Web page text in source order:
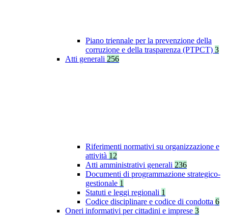
Piano triennale per la prevenzione della
corruzione e della trasparenza (PTPCT) 3
Atti generali 256
Riferimenti normativi su organizzazione e
attività 12
Atti amministrativi generali 236
Documenti di programmazione strategico-
gestionale 1
Statuti e leggi regionali 1
Codice disciplinare e codice di condotta 6
Oneri informativi per cittadini e imprese 3